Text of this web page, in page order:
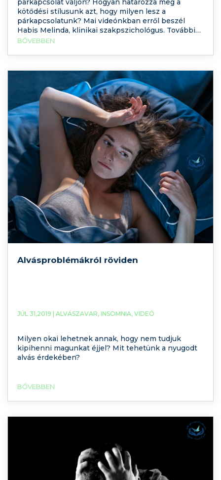
párkapcsolat váljon? Hogyan határozza meg a
kötődési stílusunk azt, hogy milyen lesz a
párkapcsolatunk? Mai videónkban erről beszél
Habis Melinda, klinikai szakpszichológus. További
hasznos tesztek és tudnivalók a témában: Saját
segítségével Mitől függ, hogy mennyit veszekszünk
BŐVEBBEN
Alvásproblémákról röviden
JÚL 31,2019 | ALVÁSZAVAR, INSOMNIA, VIDEÓ
Milyen okai lehetnek annak, hogy nem tudjuk
kipihenni magunkat éjjel? Mit tehetünk a nyugodt
alvás érdekében?
BŐVEBBEN